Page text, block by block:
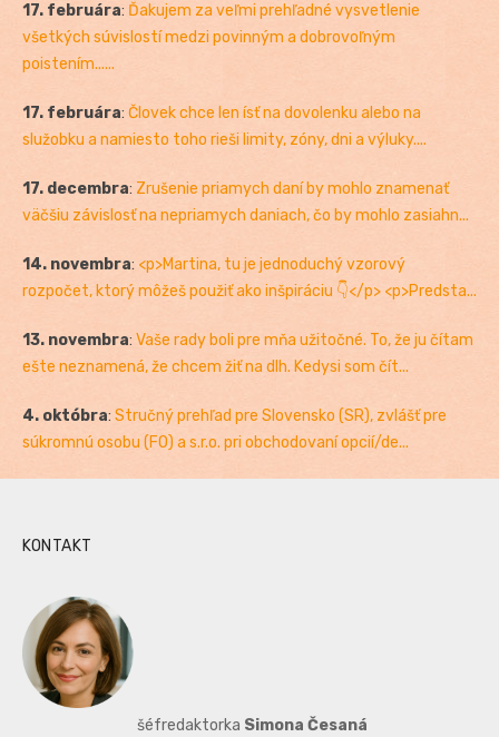
17. februára: Ďakujem za veľmi prehľadné vysvetlenie
všetkých súvislostí medzi povinným a dobrovoľným
poistením......
17. februára: Človek chce len ísť na dovolenku alebo na
služobku a namiesto toho rieši limity, zóny, dni a výluky....
17. decembra: Zrušenie priamych daní by mohlo znamenať
väčšiu závislosť na nepriamych daniach, čo by mohlo zasiahn...
14. novembra: <p>Martina, tu je jednoduchý vzorový
rozpočet, ktorý môžeš použiť ako inšpiráciu 👇</p> <p>Predsta...
13. novembra: Vaše rady boli pre mňa užitočné. To, že ju čítam
ešte neznamená, že chcem žiť na dlh. Kedysi som čít...
4. októbra: Stručný prehľad pre Slovensko (SR), zvlášť pre
súkromnú osobu (FO) a s.r.o. pri obchodovaní opcií/de...
KONTAKT
šéfredaktorka Simona Česaná